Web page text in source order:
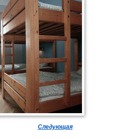
Следующая